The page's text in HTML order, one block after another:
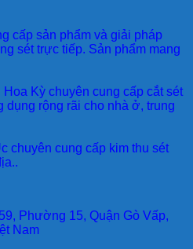
cấp sản phẩm và giải pháp
sét trực tiếp. Sản phẩm mang
Hoa Kỳ chuyên cung cấp cắt sét
dụng rộng rãi cho nhà ở, trung
chuyên cung cấp kim thu sét
Phường 15, Quận Gò Vấp,
Nam